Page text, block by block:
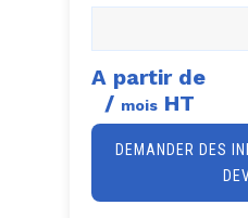
A partir de
/ mois HT
DEMANDER DES